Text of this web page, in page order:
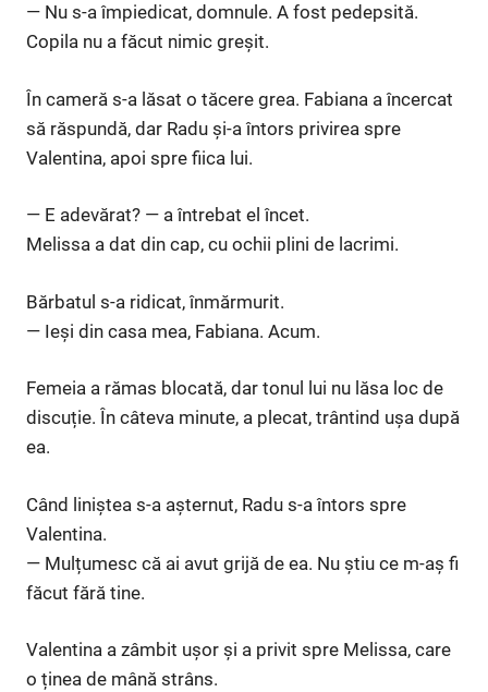
— Nu s-a împiedicat, domnule. A fost pedepsită.
Copila nu a făcut nimic greșit.
În cameră s-a lăsat o tăcere grea. Fabiana a încercat
să răspundă, dar Radu și-a întors privirea spre
Valentina, apoi spre fiica lui.
— E adevărat? — a întrebat el încet.
Melissa a dat din cap, cu ochii plini de lacrimi.
Bărbatul s-a ridicat, înmărmurit.
— Ieși din casa mea, Fabiana. Acum.
Femeia a rămas blocată, dar tonul lui nu lăsa loc de
discuție. În câteva minute, a plecat, trântind ușa după
ea.
Când liniștea s-a așternut, Radu s-a întors spre
Valentina.
— Mulțumesc că ai avut grijă de ea. Nu știu ce m-aș fi
făcut fără tine.
Valentina a zâmbit ușor și a privit spre Melissa, care
o ținea de mână strâns.